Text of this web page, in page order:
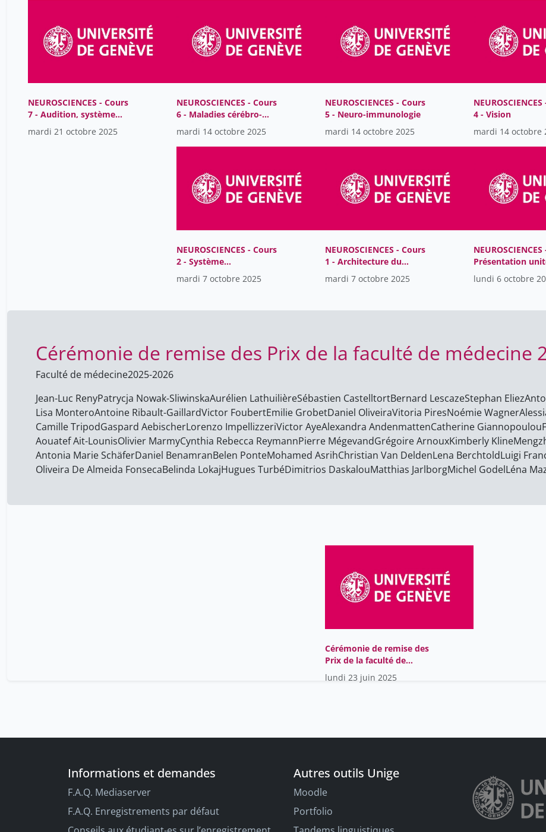
NEUROSCIENCES - Cours
7 - Audition, système
vestibulaire
mardi 21 octobre 2025
NEUROSCIENCES - Cours
6 - Maladies cérébro-
vasculaires
mardi 14 octobre 2025
NEUROSCIENCES - Cours
5 - Neuro-immunologie
mardi 14 octobre 2025
4 - Vision
mardi 14 octobre
NEUROSCIENCES - Cours
2 - Système
somatomoteur
mardi 7 octobre 2025
NEUROSCIENCES - Cours
1 - Architecture du
système nerveux
mardi 7 octobre 2025
NEUROSCIENCES
Présentation
lundi 6 octobre
Cérémonie de remise des Prix de la faculté de médecine
Faculté de médecine2025-2026
Jean-Luc RenyPatrycja Nowak-SliwinskaAurélien LathuilièreSébastien CastelltortBernard LescazeStephan Eliez
Lisa MonteroAntoine Ribault-GaillardVictor FoubertEmilie GrobetDaniel OliveiraVitoria PiresNoémie Wagner
Camille TripodGaspard AebischerLorenzo ImpellizzeriVictor AyeAlexandra AndenmattenCatherine Giannopoulou
Aouatef Ait-LounisOlivier MarmyCynthia Rebecca ReymannPierre MégevandGrégoire ArnouxKimberly Kline
Antonia Marie SchäferDaniel BenamranBelen PonteMohamed AsrihChristian Van DeldenLena BerchtoldLuigi
Oliveira De Almeida FonsecaBelinda LokajHugues TurbéDimitrios DaskalouMatthias JarlborgMichel GodelLéna
Cérémonie de remise des
Prix de la faculté de
médecine 2025
lundi 23 juin 2025
Informations et demandes
F.A.Q. Mediaserver
F.A.Q. Enregistrements par défaut
Autres outils Unige
Moodle
Portfolio